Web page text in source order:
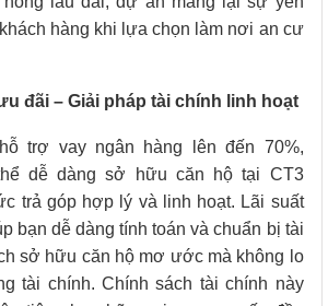
hàng khi lựa chọn làm nơi an cư
đãi – Giải pháp tài chính linh hoạt
trợ vay ngân hàng lên đến 70%,
dễ dàng sở hữu căn hộ tại CT3
trả góp hợp lý và linh hoạt. Lãi suất
bạn dễ dàng tính toán và chuẩn bị tài
sở hữu căn hộ mơ ước mà không lo
tài chính. Chính sách tài chính này